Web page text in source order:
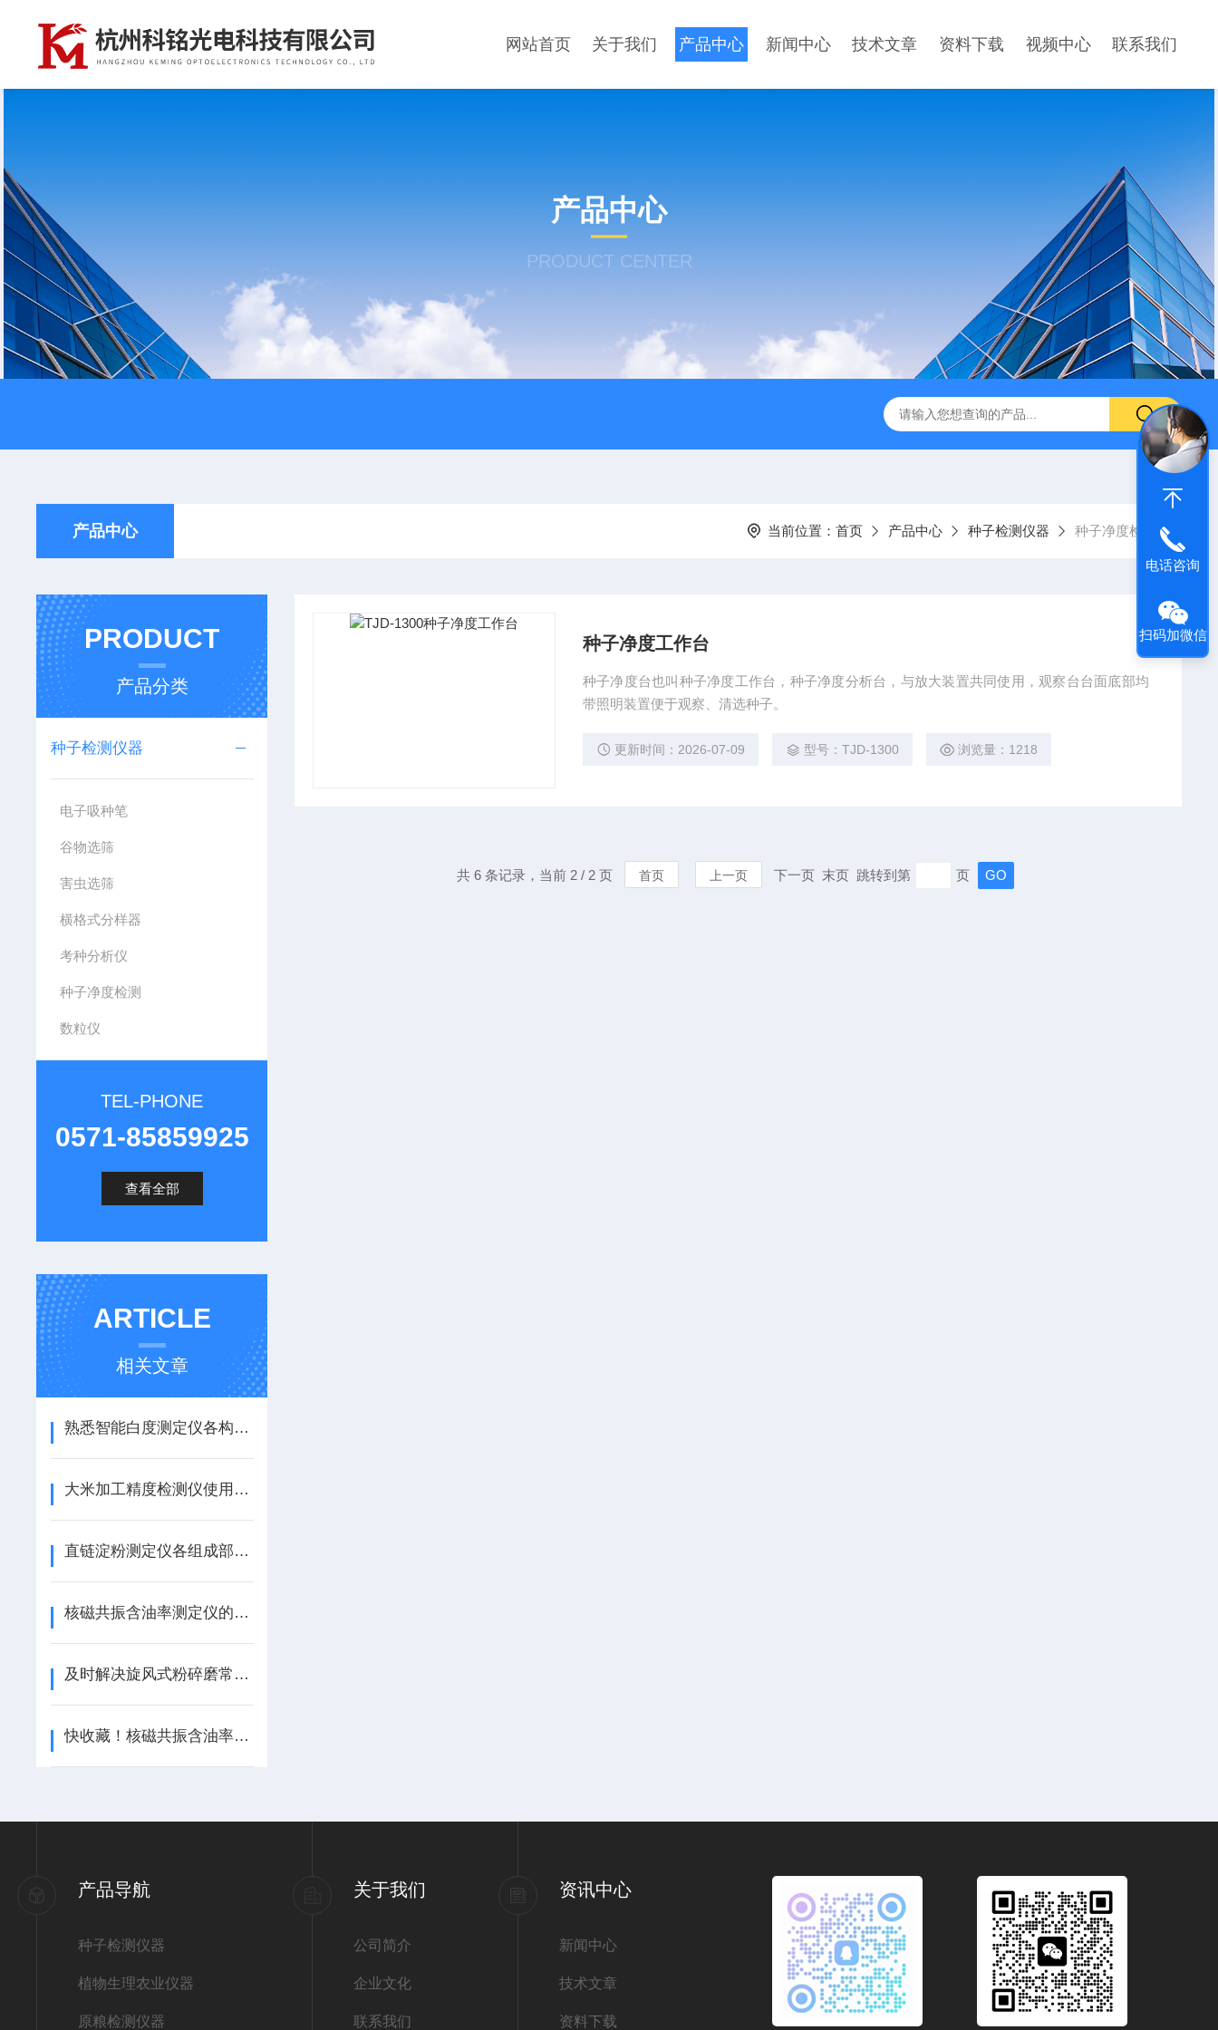
网站首页 关于我们 产品中心 新闻中心 技术文章 资料下载 视频中心 联系我们
产品中心
PRODUCT CENTER
产品中心 当前位置： 首页 产品中心 种子检测仪器 种子净度检测
PRODUCT
产品分类
种子检测仪器
电子吸种笔
谷物选筛
害虫选筛
横格式分样器
考种分析仪
种子净度检测
数粒仪
TEL-PHONE
0571-85859925
查看全部
ARTICLE
相关文章
熟悉智能白度测定仪各构件功能特性保障检测数据稳定可靠
大米加工精度检测仪使用有诀窍，正确方法您知道吗？
直链淀粉测定仪各组成部件的功能和特点分享
核磁共振含油率测定仪的常见问题相应解决方法分享
及时解决旋风式粉碎磨常见故障是确保其稳定性的关键
快收藏！核磁共振含油率测定仪常见故障的对应解决妙招
种子净度工作台
种子净度台也叫种子净度工作台，种子净度分析台，与放大装置共同使用，观察台台面底部均
带照明装置便于观察、清选种子。
更新时间：2026-07-09 型号：TJD-1300 浏览量：1218
共 6 条记录，当前 2 / 2 页 首页 上一页 下一页 末页 跳转到第 页
产品导航
种子检测仪器
植物生理农业仪器
原粮检测仪器
关于我们
公司简介
企业文化
联系我们
资讯中心
新闻中心
技术文章
资料下载
电话咨询
扫码加微信